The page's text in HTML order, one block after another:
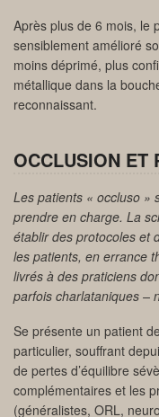
Après plus de 6 mois, le
sensiblement amélioré
moins déprimé, plus
métallique dans la
reconnaissant.
OCCLUSION ET
Les patients « occluso »
prendre en charge. La
établir des protocoles et
les patients, en errance
livrés à des praticiens
parfois charlataniques –
Se présente un patient
particulier, souffrant
de pertes d’équilibre
complémentaires et les
(généralistes, ORL,